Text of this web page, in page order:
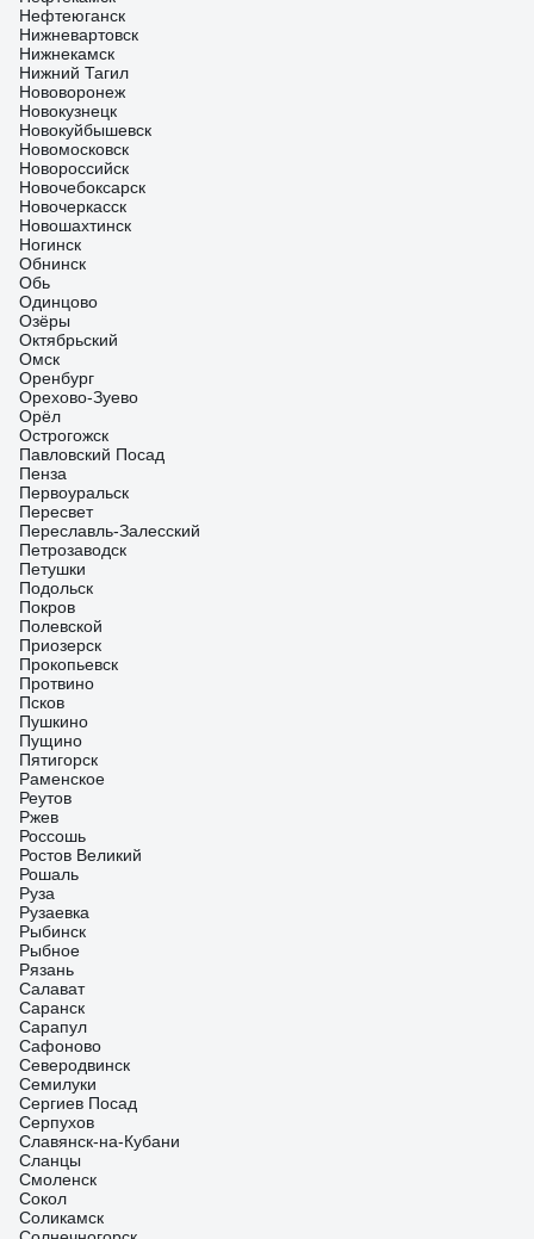
Нефтеюганск
Нижневартовск
Нижнекамск
Нижний Тагил
Нововоронеж
Новокузнецк
Новокуйбышевск
Новомосковск
Новороссийск
Новочебоксарск
Новочеркасск
Новошахтинск
Ногинск
Обнинск
Обь
Одинцово
Озёры
Октябрьский
Омск
Оренбург
Орехово-Зуево
Орёл
Острогожск
Павловский Посад
Пенза
Первоуральск
Пересвет
Переславль-Залесский
Петрозаводск
Петушки
Подольск
Покров
Полевской
Приозерск
Прокопьевск
Протвино
Псков
Пушкино
Пущино
Пятигорск
Раменское
Реутов
Ржев
Россошь
Ростов Великий
Рошаль
Руза
Рузаевка
Рыбинск
Рыбное
Рязань
Салават
Саранск
Сарапул
Сафоново
Северодвинск
Семилуки
Сергиев Посад
Серпухов
Славянск-на-Кубани
Сланцы
Смоленск
Сокол
Соликамск